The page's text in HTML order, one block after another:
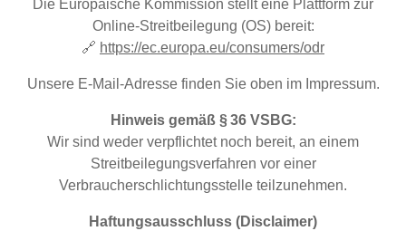
Die Europäische Kommission stellt eine Plattform zur
Online-Streitbeilegung (OS) bereit:
🔗 https://ec.europa.eu/consumers/odr
Unsere E-Mail-Adresse finden Sie oben im Impressum.
Hinweis gemäß § 36 VSBG:
Wir sind weder verpflichtet noch bereit, an einem
Streitbeilegungsverfahren vor einer
Verbraucherschlichtungsstelle teilzunehmen.
Haftungsausschluss (Disclaimer)